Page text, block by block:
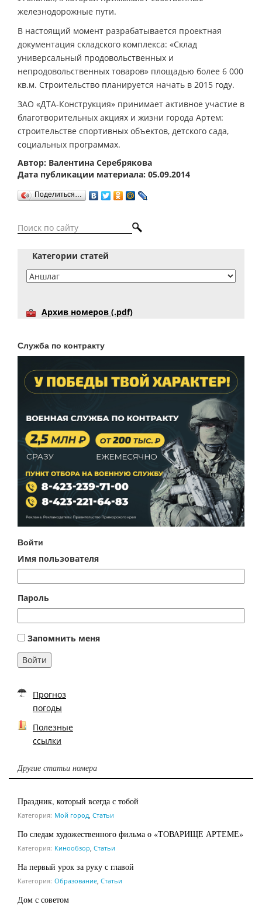
железнодорожные пути.
В настоящий момент разрабатывается проектная
документация складского комплекса: «Склад
универсальный продовольственных и
непродовольственных товаров» площадью более 6 000
кв.м. Строительство планируется начать в 2015 году.
ЗАО «ДТА-Конструкция» принимает активное участие в
благотворительных акциях и жизни города Артем:
строительстве спортивных объектов, детского сада,
социальных программах.
Автор: Валентина Серебрякова
Дата публикации материала: 05.09.2014
Поделиться…
Категории статей
Архив номеров (.pdf)
Служба по контракту
Войти
Имя пользователя
Пароль
Запомнить меня
Войти
Прогноз
погоды
Полезные
ссылки
Другие статьи номера
Праздник, который всегда с тобой
Категория: Мой город, Статьи
По следам художественного фильма о «ТОВАРИЩЕ АРТЕМЕ»
Категория: Кинообзор, Статьи
На первый урок за руку с главой
Категория: Образование, Статьи
Дом с советом